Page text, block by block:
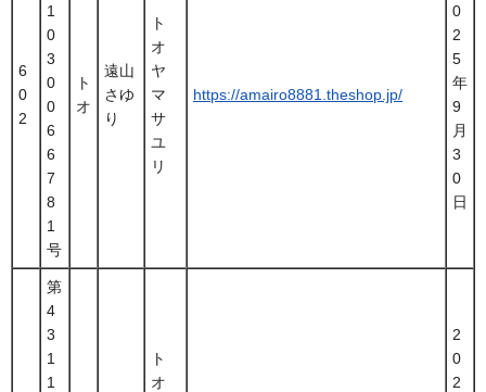
6
0
2
1
0
3
0
0
6
6
7
8
1
号
ト
オ
遠山
さゆ
り
ト
オ
ヤ
マ
サ
ユ
リ
https://amairo8881.theshop.jp/
0
2
5
年
9
月
3
0
日
第
4
3
1
1
ト
オ
2
0
2